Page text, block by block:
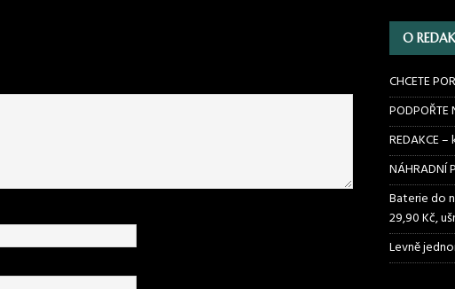
O
CHCETE
REDAKCE
NÁHRADNÍ
Baterie do
29,90 Kč,
Levně